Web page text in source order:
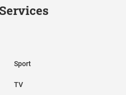
Sport
TV